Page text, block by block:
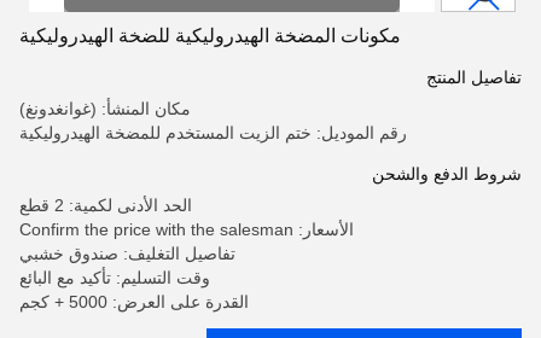
مكونات المضخة الهيدروليكية للضخة الهيدروليكية
تفاصيل المنتج
مكان المنشأ: (غوانغدونغ)
رقم الموديل: ختم الزيت المستخدم للمضخة الهيدروليكية
شروط الدفع والشحن
الحد الأدنى لكمية: 2 قطع
الأسعار: Confirm the price with the salesman
تفاصيل التغليف: صندوق خشبي
وقت التسليم: تأكيد مع البائع
القدرة على العرض: 5000 + كجم